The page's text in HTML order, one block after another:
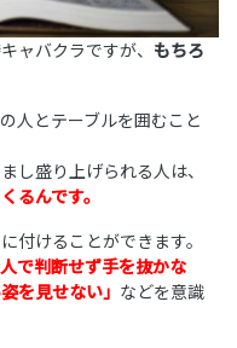
ャバクラですが、 もちろ
人とテーブルを囲むこと
し盛り上げられる人は、
るんです。
付けることができます。
人で判断せず手を抜かな
を見せない」 などを意識